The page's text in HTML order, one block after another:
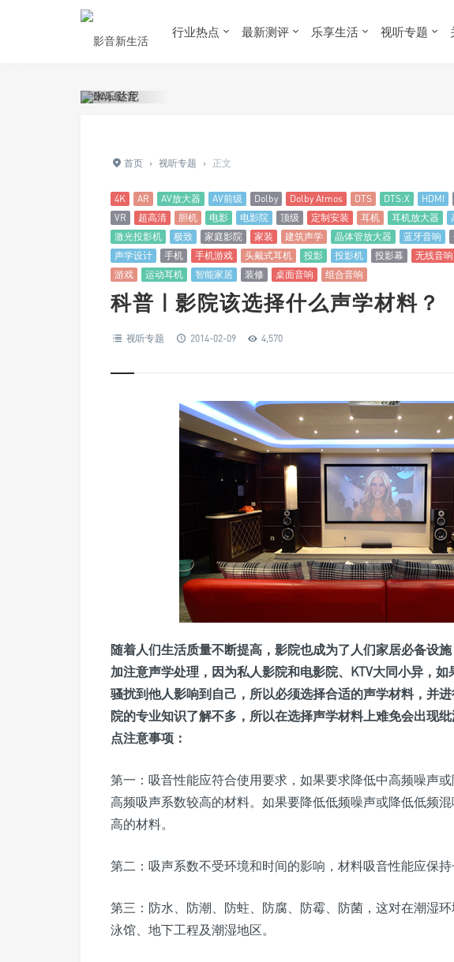
行业热点 最新测评 乐享生活 视听专题
首页 › 视听专题 › 正文
4K AR AV放大器 AV前级 Dolby Dolby Atmos DTS DTS:X HDMI
VR
超高清 胆机 电影 电影院 顶级 定制安装 耳机 耳机放大器
激光投影机
极致 家庭影院 家装 建筑声学 晶体管放大器 蓝牙音响
声学设计
手机 手机游戏 头戴式耳机 投影 投影机 投影幕 无线音响
游戏
运动耳机 智能家居 装修 桌面音响 组合音响
科普 | 影院该选择什么声学材料？
视听专题 2014-02-09 4,570
随着人们生活质量不断提高，影院也成为了人们家居必备设
加注意声学处理，因为私人影院和电影院、KTV大同小异，如
骚扰到他人影响到自己，所以必须选择合适的声学材料，并
院的专业知识了解不多，所以在选择声学材料上难免会出现
点注意事项：
第一：吸音性能应符合使用要求，如果要求降低中高频噪声
高频吸声系数较高的材料。如果要降低低频噪声或降低低频
高的材料。
第二：吸声系数不受环境和时间的影响，材料吸音性能应保持
第三：防水、防潮、防蛀、防腐、防霉、防菌，这对在潮湿
泳馆、地下工程及潮湿地区。